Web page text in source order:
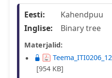
Eesti:
Kahendpuu
Inglise:
Binary tree
Materjalid:
[954 KB]